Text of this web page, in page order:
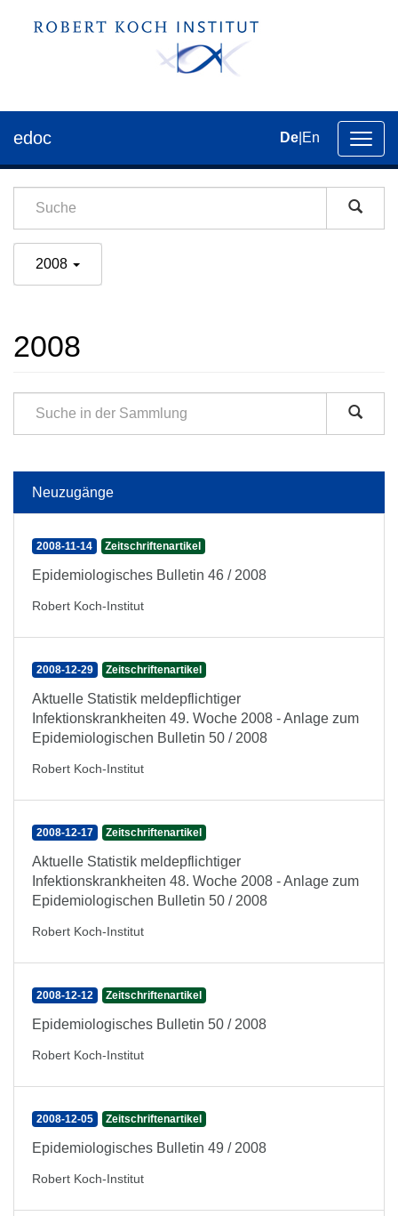
der
edoc De En
2008
2008
Neuzugänge
2008-11-14 Zeitschriftenartikel
Epidemiologisches Bulletin 46 / 2008
Robert Koch-Institut
2008-12-29 Zeitschriftenartikel
Aktuelle Statistik meldepflichtiger
Infektionskrankheiten 49. Woche 2008 - Anlage zum
Epidemiologischen Bulletin 50 / 2008
Robert Koch-Institut
2008-12-17 Zeitschriftenartikel
Aktuelle Statistik meldepflichtiger
Infektionskrankheiten 48. Woche 2008 - Anlage zum
Epidemiologischen Bulletin 50 / 2008
Robert Koch-Institut
2008-12-12 Zeitschriftenartikel
Epidemiologisches Bulletin 50 / 2008
Robert Koch-Institut
2008-12-05 Zeitschriftenartikel
Epidemiologisches Bulletin 49 / 2008
Robert Koch-Institut